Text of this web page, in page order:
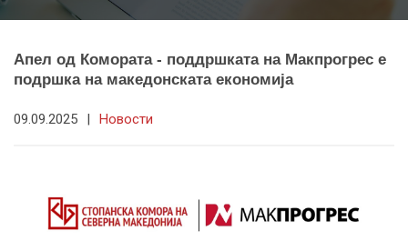
Апел од Комората - поддршката на Макпрогрес е
подршка на македонската економија
09.09.2025 | Новости